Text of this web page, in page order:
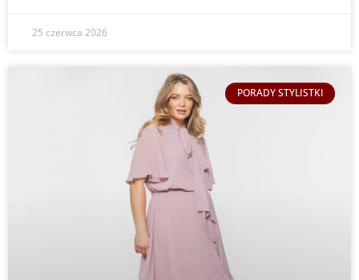
25 czerwca 2026
PORADY STYLISTKI